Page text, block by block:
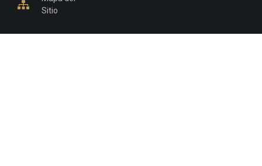
Sitio